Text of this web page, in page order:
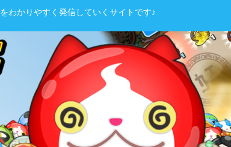
わかりやすく発信していくサイトです♪